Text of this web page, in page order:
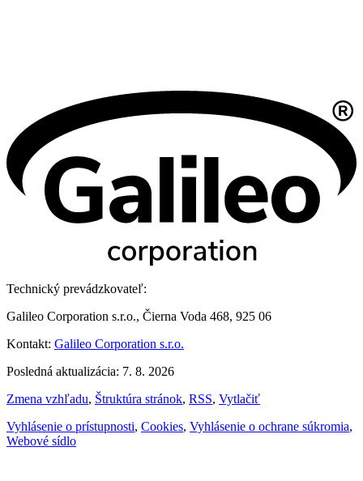
Technický prevádzkovateľ:
Galileo Corporation s.r.o., Čierna Voda 468, 925 06
Kontakt: Galileo Corporation s.r.o.
Posledná aktualizácia: 7. 8. 2026
Zmena vzhľadu, Štruktúra stránok, RSS, Vytlačiť
Vyhlásenie o prístupnosti, Cookies, Vyhlásenie o ochrane súkromia,
Webové sídlo